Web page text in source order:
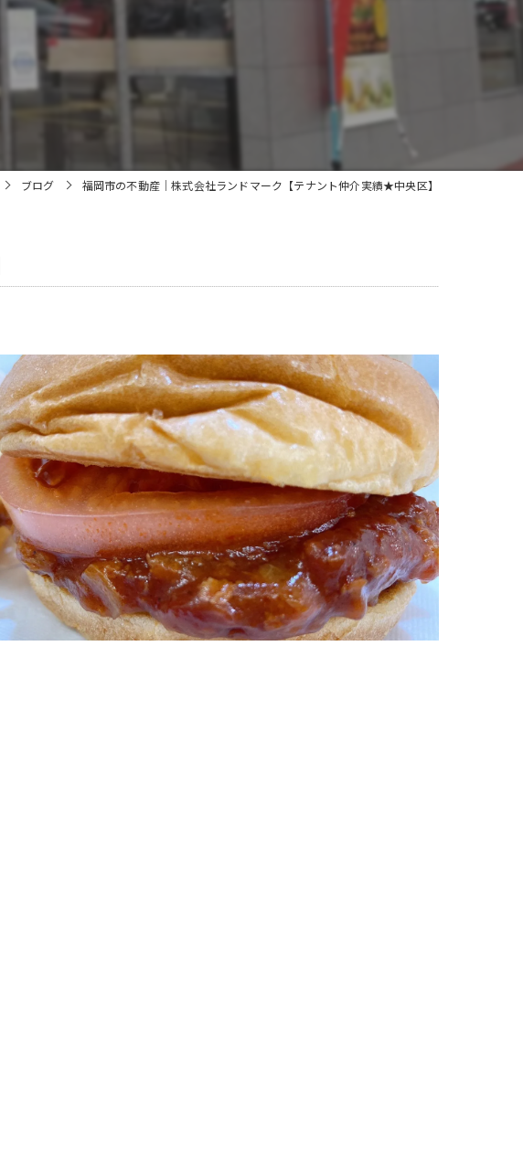
ブログ 福岡市の不動産｜株式会社ランドマーク【テナント仲介実績★中央区】